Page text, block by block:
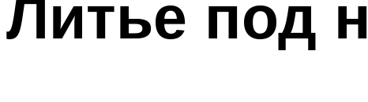
Литье под